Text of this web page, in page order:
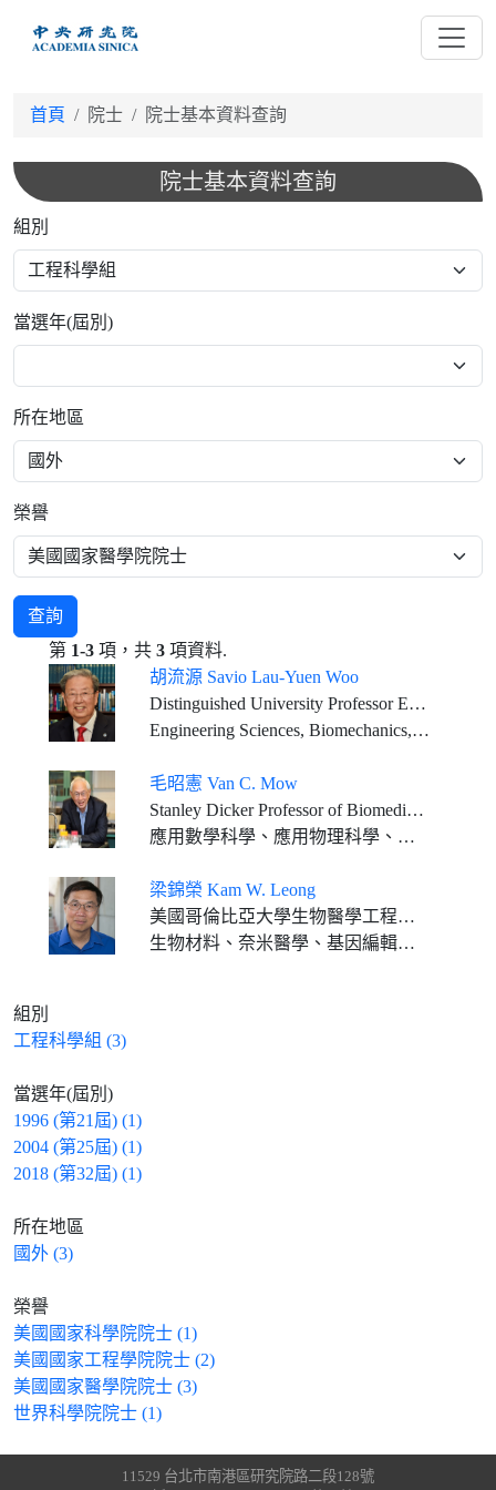
首頁 院士 院士基本資料查詢
院士基本資料查詢
組別
當選年(屆別)
所在地區
榮譽
查詢
第 1-3 項，共 3 項資料.
胡流源 Savio Lau-Yuen Woo
Distinguished University Professor Emeritus Founding Director, Musculoskeletal Research Center Department of Bioengineering, Swanson School of Engineering University of Pittsburgh
Engineering Sciences, Biomechanics, Tissue Engineering
毛昭憲 Van C. Mow
Stanley Dicker Professor of Biomedical Engineering, and Orthopaedic Bioengineering, Columbia University
應用數學科學、應用物理科學、工程科學
梁錦榮 Kam W. Leong
美國哥倫比亞大學生物醫學工程學系Samuel Y. Sheng特聘教授 美國哥倫比亞大學醫學院系統生物學系教授
生物材料、奈米醫學、基因編輯及組織工程
組別
工程科學組 (3)
當選年(屆別)
1996 (第21屆) (1)
2004 (第25屆) (1)
2018 (第32屆) (1)
所在地區
國外 (3)
榮譽
美國國家科學院院士 (1)
美國國家工程學院院士 (2)
美國國家醫學院院士 (3)
世界科學院院士 (1)
11529 台北市南港區研究院路二段128號